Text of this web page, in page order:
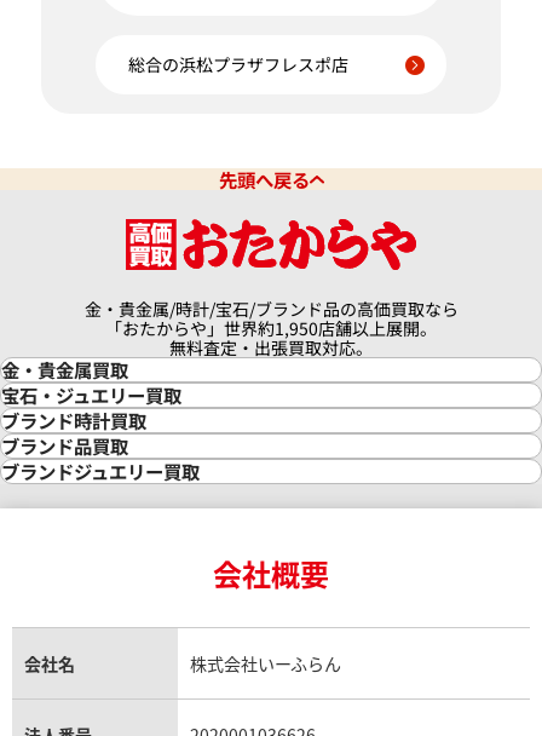
総合の浜松プラザフレスポ店
先頭へ戻る
金・貴金属/時計/宝石/ブランド品の高価買取なら
「おたからや」世界約1,950店舗以上展開。
無料査定・出張買取対応。
金・貴金属買取
金買取
金の相場価格情報
金の参考買取価格一覧
インゴット買取
インゴットの相場価格情報
24金買取
金貨買取
貴金属買取
銀・シルバー買取
宝石・ジュエリー買取
宝石・ジュエリー買取
ダイヤモンド買取
ダイヤモンド・宝石の参考価格一覧
リング・結婚指輪買取
エメラルド買取
トパーズ買取
タンザナイト買取
ブランド時計買取
時計買取
ロレックス買取
ロレックス デイトナ買取
ロレックス サブマリーナー買取
ロレックス エクスプローラー買取
ロレックス デイトジャスト買取
パテック フィリップノーチラス買取
ブランド品買取
ブランド買取
シャネル マトラッセ買取
ブランドジュエリー買取
ヴァンクリーフ＆アーペル買取
ショーメ買取
会社概要
会社名 株式会社いーふらん